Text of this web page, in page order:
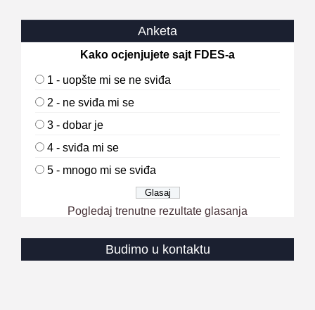
Anketa
Kako ocjenjujete sajt FDES-a
1 - uopšte mi se ne sviđa
2 - ne sviđa mi se
3 - dobar je
4 - sviđa mi se
5 - mnogo mi se sviđa
Pogledaj trenutne rezultate glasanja
Budimo u kontaktu